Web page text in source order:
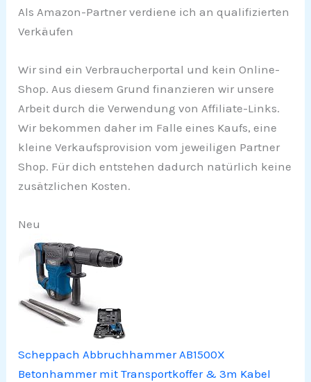
Als Amazon-Partner verdiene ich an qualifizierten
Verkäufen
Wir sind ein Verbraucherportal und kein Online-
Shop. Aus diesem Grund finanzieren wir unsere
Arbeit durch die Verwendung von Affiliate-Links.
Wir bekommen daher im Falle eines Kaufs, eine
kleine Verkaufsprovision vom jeweiligen Partner
Shop. Für dich entstehen dadurch natürlich keine
zusätzlichen Kosten.
Neu
Scheppach Abbruchhammer AB1500X
Betonhammer mit Transportkoffer & 3m Kabel